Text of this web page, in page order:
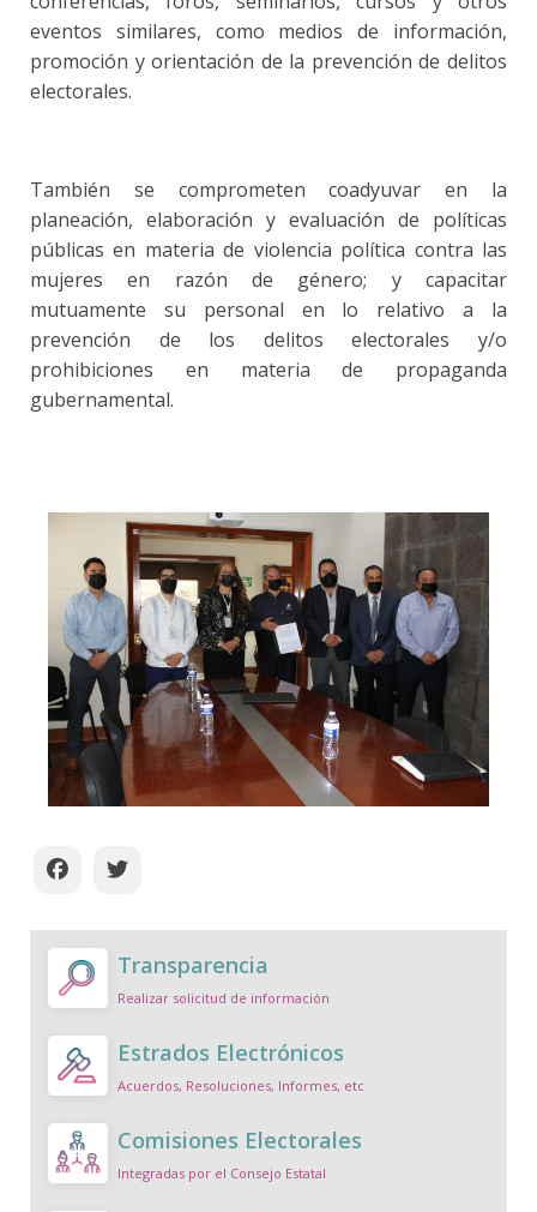
eventos similares, como medios de información,
promoción y orientación de la prevención de delitos
electorales.
También se comprometen coadyuvar en la
planeación, elaboración y evaluación de políticas
públicas en materia de violencia política contra las
mujeres en razón de género; y capacitar
mutuamente su personal en lo relativo a la
prevención de los delitos electorales y/o
prohibiciones en materia de propaganda
gubernamental.
Transparencia
Realizar solicitud de información
Estrados Electrónicos
Acuerdos, Resoluciones, Informes, etc
Comisiones Electorales
Integradas por el Consejo Estatal